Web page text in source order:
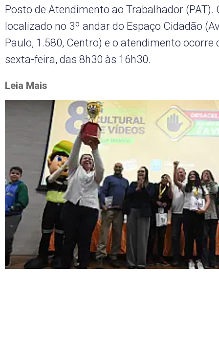
Posto de Atendimento ao Trabalhador (PAT).
localizado no 3º andar do Espaço Cidadão
Paulo, 1.580, Centro) e o atendimento ocorre
sexta-feira, das 8h30 às 16h30.
Leia Mais